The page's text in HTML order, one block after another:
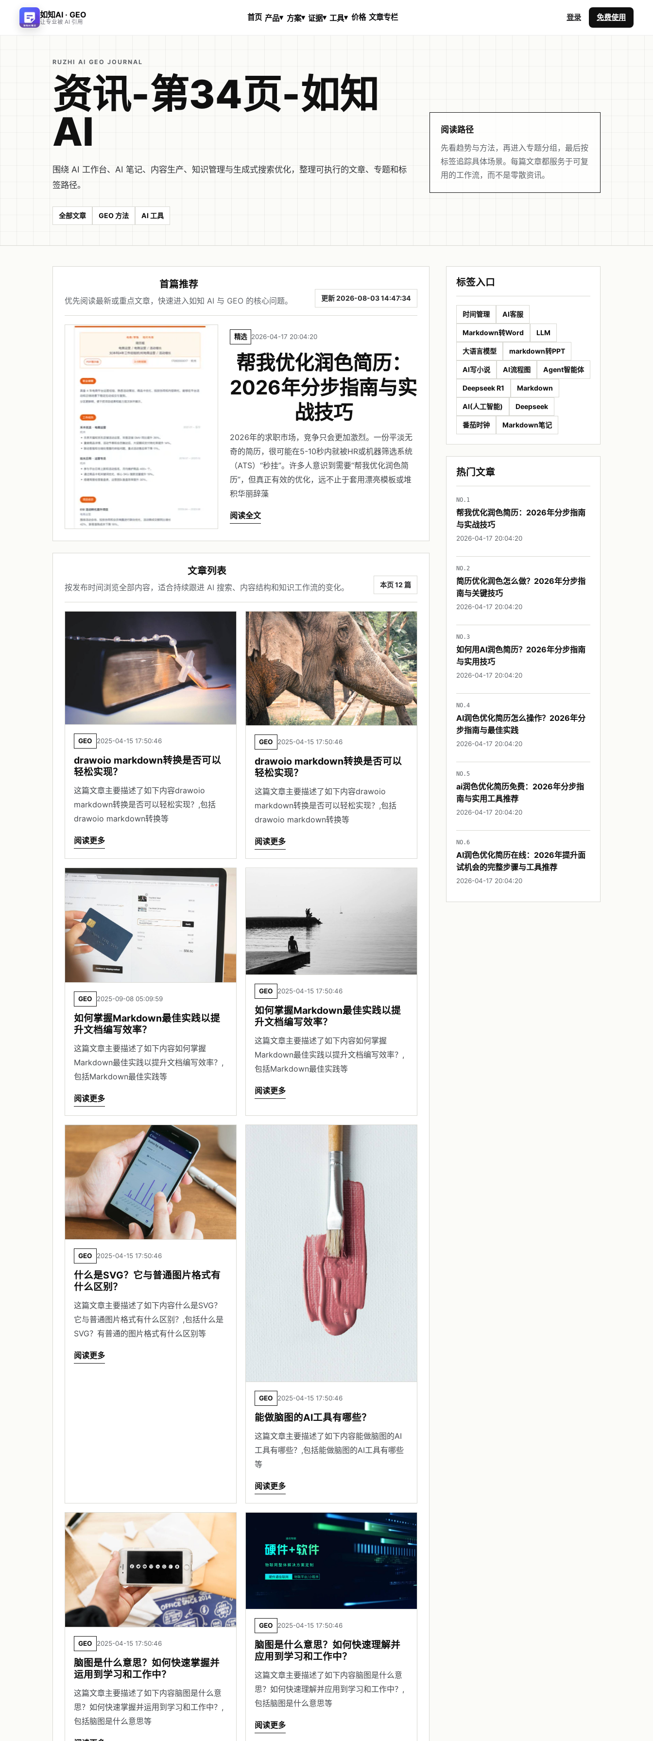
如知AI · GEO
让专业被 AI 引用 首页 产品▾ 方案▾ 证据▾ 工具▾ 价格 文章专栏 登录 免费使用
RUZHI AI GEO JOURNAL
资讯-第34页-如知
AI
围绕 AI 工作台、AI 笔记、内容生产、知识管理与生成式搜索优化，整理可执行的文章、专题和标
签路径。
阅读路径
先看趋势与方法，再进入专题分组，最后按
标签追踪具体场景。每篇文章都服务于可复
用的工作流，而不是零散资讯。
全部文章 GEO 方法 AI 工具
首篇推荐
优先阅读最新或重点文章，快速进入如知 AI 与 GEO 的核心问题。 更新 2026-08-03 14:47:34
精选 2026-04-17 20:04:20
帮我优化润色简历：
2026年分步指南与实
战技巧
2026年的求职市场，竞争只会更加激烈。一份平淡无
奇的简历，很可能在5-10秒内就被HR或机器筛选系统
（ATS）“秒挂”。许多人意识到需要“帮我优化润色简
历”，但真正有效的优化，远不止于套用漂亮模板或堆
积华丽辞藻
阅读全文
文章列表
按发布时间浏览全部内容，适合持续跟进 AI 搜索、内容结构和知识工作流的变化。 本页 12 篇
GEO 2025-04-15 17:50:46
drawoio markdown转换是否可以
轻松实现？
这篇文章主要描述了如下内容drawoio
markdown转换是否可以轻松实现？,包括
drawoio markdown转换等
阅读更多
GEO 2025-04-15 17:50:46
drawoio markdown转换是否可以
轻松实现？
这篇文章主要描述了如下内容drawoio
markdown转换是否可以轻松实现？,包括
drawoio markdown转换等
阅读更多
GEO 2025-09-08 05:09:59
如何掌握Markdown最佳实践以提
升文档编写效率？
这篇文章主要描述了如下内容如何掌握
Markdown最佳实践以提升文档编写效率？,
包括Markdown最佳实践等
阅读更多
GEO 2025-04-15 17:50:46
如何掌握Markdown最佳实践以提
升文档编写效率？
这篇文章主要描述了如下内容如何掌握
Markdown最佳实践以提升文档编写效率？,
包括Markdown最佳实践等
阅读更多
GEO 2025-04-15 17:50:46
什么是SVG？它与普通图片格式有
什么区别？
这篇文章主要描述了如下内容什么是SVG？
它与普通图片格式有什么区别？,包括什么是
SVG？有普通的图片格式有什么区别等
阅读更多
GEO 2025-04-15 17:50:46
能做脑图的AI工具有哪些？
这篇文章主要描述了如下内容能做脑图的AI
工具有哪些？,包括能做脑图的AI工具有哪些
等
阅读更多
GEO 2025-04-15 17:50:46
脑图是什么意思？如何快速掌握并
运用到学习和工作中？
这篇文章主要描述了如下内容脑图是什么意
思？如何快速掌握并运用到学习和工作中？,
包括脑图是什么意思等
GEO 2025-04-15 17:50:46
脑图是什么意思？如何快速理解并
应用到学习和工作中？
这篇文章主要描述了如下内容脑图是什么意
思？如何快速理解并应用到学习和工作中？,
包括脑图是什么意思等
阅读更多
标签入口
时间管理 AI客服
Markdown转Word LLM
大语言模型 markdown转PPT
AI写小说 AI流程图 Agent智能体
Deepseek R1 Markdown
AI(人工智能) Deepseek
番茄时钟 Markdown笔记
热门文章
NO.1
帮我优化润色简历：2026年分步指南
与实战技巧
2026-04-17 20:04:20
NO.2
简历优化润色怎么做？2026年分步指
南与关键技巧
2026-04-17 20:04:20
NO.3
如何用AI润色简历？2026年分步指南
与实用技巧
2026-04-17 20:04:20
NO.4
AI润色优化简历怎么操作？2026年分
步指南与最佳实践
2026-04-17 20:04:20
NO.5
ai润色优化简历免费：2026年分步指
南与实用工具推荐
2026-04-17 20:04:20
NO.6
AI润色优化简历在线：2026年提升面
试机会的完整步骤与工具推荐
2026-04-17 20:04:20